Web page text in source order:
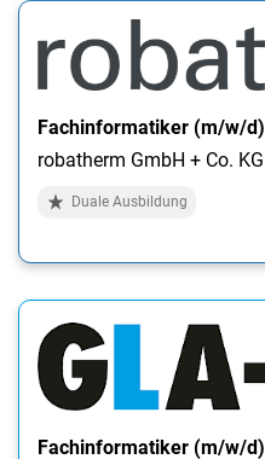
Fachinformatiker (m/w/d)
robatherm GmbH + Co. KG
Duale Ausbildung
Fachinformatiker (m/w/d)